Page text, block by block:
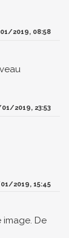
2019, 08:58
01/2019, 23:53
2019, 15:45
De